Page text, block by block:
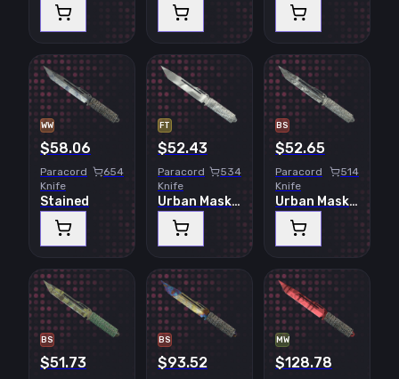
WW
$58.06
Paracord
Knife
654
Stained
FT
$52.43
Paracord
Knife
534
Urban Masked
BS
$52.65
Paracord
Knife
514
Urban Masked
BS
$51.73
BS
$93.52
MW
$128.78